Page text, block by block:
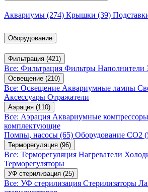
Аквариумы (274) Крышки (39)
Оборудование
Фильтрация (421)
Все: Фильтрация Фильтры Наполнители
Освещение (210)
Все: Освещение Аквариумные лампы
Аксессуары Отражатели
Аэрация (110)
Все: Аэрация Аквариумные компрессоры
комплектующие
Помпы, насосы (65) Оборудование CO2
Терморегуляция (96)
Все: Терморегуляция Нагреватели
Терморегуляторы
УФ стерилизация (25)
Все: УФ стерилизация Стерилизаторы